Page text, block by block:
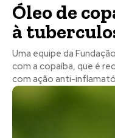
Óleo de
à
Uma equipe da
com a copaíba, que é